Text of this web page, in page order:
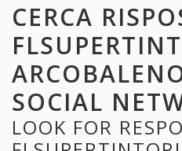
CERCA
SOCIAL
LOOK FOR